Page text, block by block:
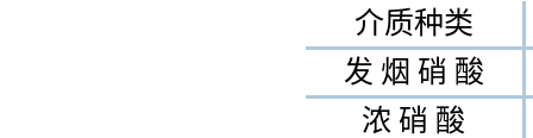
介质种类
发 烟 硝 酸
浓 硝 酸